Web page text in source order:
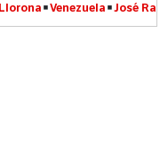
Venezuela José